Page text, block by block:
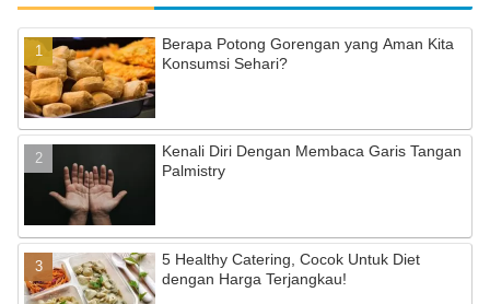
Berapa Potong Gorengan yang Aman Kita
Konsumsi Sehari?
Kenali Diri Dengan Membaca Garis Tangan
Palmistry
5 Healthy Catering, Cocok Untuk Diet
dengan Harga Terjangkau!